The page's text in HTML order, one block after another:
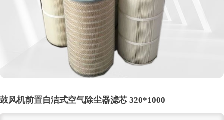
鼓风机前置自洁式空气除尘器滤芯 320*1000